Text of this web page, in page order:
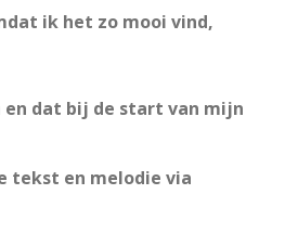
ik het zo mooi vind,
dat bij de start van mijn
tekst en melodie via